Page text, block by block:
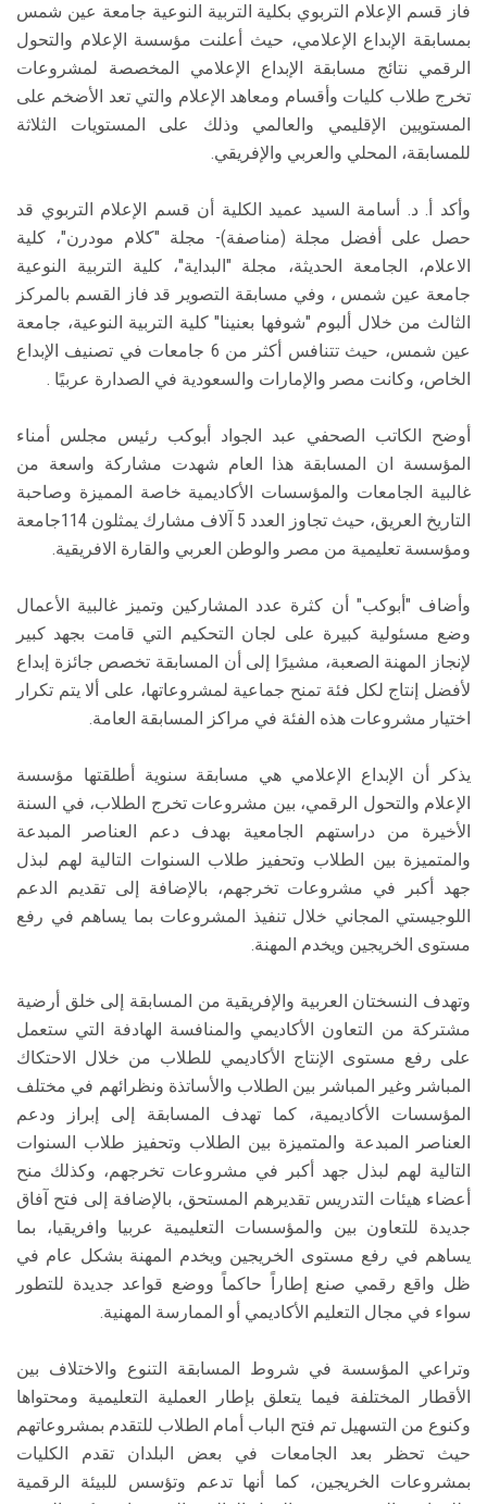
فاز قسم الإعلام التربوي بكلية التربية النوعية جامعة عين شمس
بمسابقة الإبداع الإعلامي، حيث أعلنت مؤسسة الإعلام والتحول
الرقمي نتائج مسابقة الإبداع الإعلامي المخصصة لمشروعات
تخرج طلاب كليات وأقسام ومعاهد الإعلام والتي تعد الأضخم على
المستويين الإقليمي والعالمي وذلك على المستويات الثلاثة
للمسابقة، المحلي والعربي والإفريقي.
وأكد أ. د. أسامة السيد عميد الكلية أن قسم الإعلام التربوي قد
حصل على أفضل مجلة (مناصفة)- مجلة "كلام مودرن"، كلية
الاعلام، الجامعة الحديثة، مجلة "البداية"، كلية التربية النوعية
جامعة عين شمس ، وفي مسابقة التصوير قد فاز القسم بالمركز
الثالث من خلال ألبوم "شوفها بعنينا" كلية التربية النوعية، جامعة
عين شمس، حيث تتنافس أكثر من 6 جامعات في تصنيف الإبداع
الخاص، وكانت مصر والإمارات والسعودية في الصدارة عربيًا .
أوضح الكاتب الصحفي عبد الجواد أبوكب رئيس مجلس أمناء
المؤسسة ان المسابقة هذا العام شهدت مشاركة واسعة من
غالبية الجامعات والمؤسسات الأكاديمية خاصة المميزة وصاحبة
التاريخ العريق، حيث تجاوز العدد 5 آلاف مشارك يمثلون 114جامعة
ومؤسسة تعليمية من مصر والوطن العربي والقارة الافريقية.
وأضاف "أبوكب" أن كثرة عدد المشاركين وتميز غالبية الأعمال
وضع مسئولية كبيرة على لجان التحكيم التي قامت بجهد كبير
لإنجاز المهنة الصعبة، مشيرًا إلى أن المسابقة تخصص جائزة إبداع
لأفضل إنتاج لكل فئة تمنح جماعية لمشروعاتها، على ألا يتم تكرار
اختيار مشروعات هذه الفئة في مراكز المسابقة العامة.
يذكر أن الإبداع الإعلامي هي مسابقة سنوية أطلقتها مؤسسة
الإعلام والتحول الرقمي، بين مشروعات تخرج الطلاب، في السنة
الأخيرة من دراستهم الجامعية بهدف دعم العناصر المبدعة
والمتميزة بين الطلاب وتحفيز طلاب السنوات التالية لهم لبذل
جهد أكبر في مشروعات تخرجهم، بالإضافة إلى تقديم الدعم
اللوجيستي المجاني خلال تنفيذ المشروعات بما يساهم في رفع
مستوى الخريجين ويخدم المهنة.
وتهدف النسختان العربية والإفريقية من المسابقة إلى خلق أرضية
مشتركة من التعاون الأكاديمي والمنافسة الهادفة التي ستعمل
على رفع مستوى الإنتاج الأكاديمي للطلاب من خلال الاحتكاك
المباشر وغير المباشر بين الطلاب والأساتذة ونظرائهم في مختلف
المؤسسات الأكاديمية، كما تهدف المسابقة إلى إبراز ودعم
العناصر المبدعة والمتميزة بين الطلاب وتحفيز طلاب السنوات
التالية لهم لبذل جهد أكبر في مشروعات تخرجهم، وكذلك منح
أعضاء هيئات التدريس تقديرهم المستحق، بالإضافة إلى فتح آفاق
جديدة للتعاون بين والمؤسسات التعليمية عربيا وافريقيا، بما
يساهم في رفع مستوى الخريجين ويخدم المهنة بشكل عام في
ظل واقع رقمي صنع إطاراً حاكماً ووضع قواعد جديدة للتطور
سواء في مجال التعليم الأكاديمي أو الممارسة المهنية.
وتراعي المؤسسة في شروط المسابقة التنوع والاختلاف بين
الأقطار المختلفة فيما يتعلق بإطار العملية التعليمية ومحتواها
وكنوع من التسهيل تم فتح الباب أمام الطلاب للتقدم بمشروعاتهم
حيث تحظر بعد الجامعات في بعض البلدان تقدم الكليات
بمشروعات الخريجين، كما أنها تدعم وتؤسس للبيئة الرقمية